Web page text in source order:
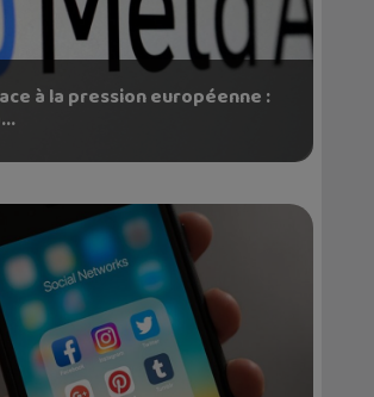
à la pression européenne :